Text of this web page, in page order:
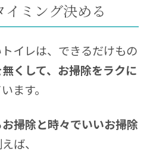
ミング決める
イレは、できるだけもの
くして、お掃除をラクに
ます。
掃除と時々でいいお掃除
ば、